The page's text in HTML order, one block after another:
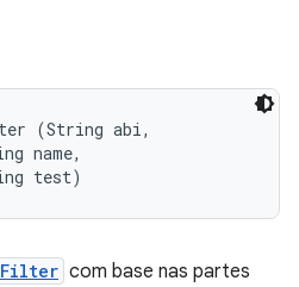
(String abi,
name,
test)
com base nas partes